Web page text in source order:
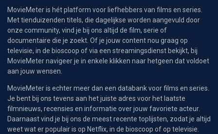
MovieMeter is hét platform voor liefhebbers van films en series.
Met tienduizenden titels, die dagelijkse worden aangevuld door
onze community, vind je bij ons altijd de film, serie of
documentaire die je zoekt. Of je jouw content nou graag op
televisie, in de bioscoop of via een streamingsdienst bekijkt, bij
MovieMeter navigeer je in enkele klikken naar hetgeen dat voldoet
aan jouw wensen.
MovieMeter is echter meer dan een databank voor films en series.
Je bent bij ons tevens aan het juiste adres voor het laatste
filmnieuws, recensies en informatie over jouw favoriete acteur.
Daarnaast vind je bij ons de meest recente toplijsten, zodat je altijd
weet wat er populair is op Netflix, in de bioscoop of op televisie.